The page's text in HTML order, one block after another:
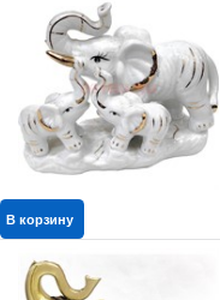
В корзину